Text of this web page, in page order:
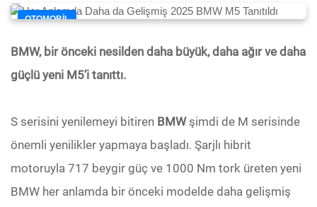
OTOMOBIL
BMW, bir önceki nesilden daha büyük, daha ağır ve daha
güçlü yeni M5’i tanıttı.
S serisini yenilemeyi bitiren BMW şimdi de M serisinde
önemli yenilikler yapmaya başladı. Şarjlı hibrit
motoruyla 717 beygir güç ve 1000 Nm tork üreten yeni
BMW her anlamda bir önceki modelde daha gelişmiş